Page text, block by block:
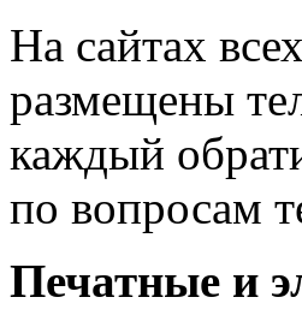
На сайтах
размещены
каждый
по вопросам
Печатные и